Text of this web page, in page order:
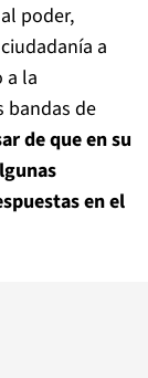
poder,
a
a la
bandas de
de que en su
en el